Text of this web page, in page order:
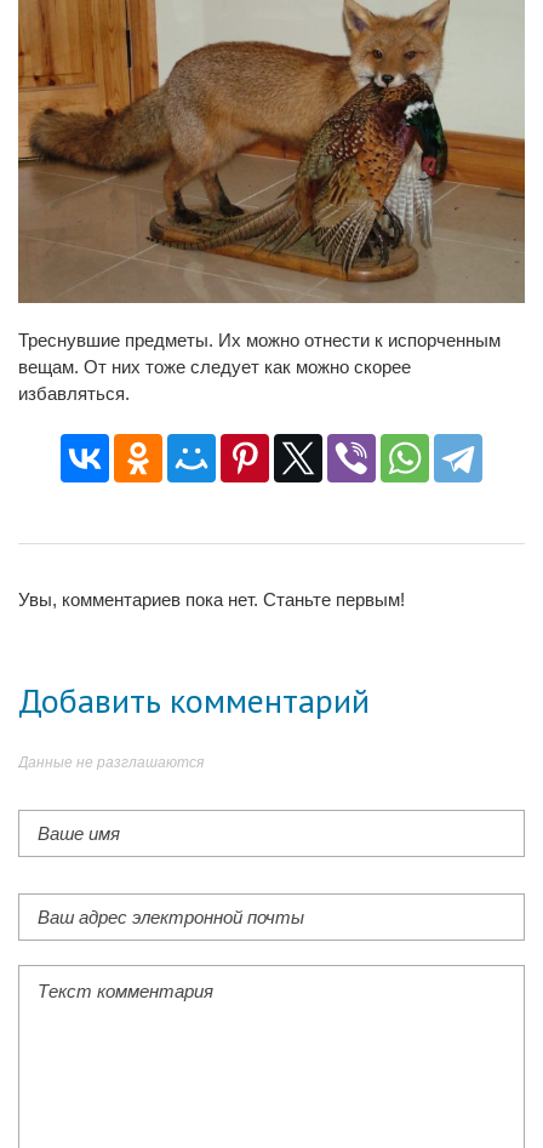
Треснувшие предметы. Их можно отнести к испорченным
вещам. От них тоже следует как можно скорее
избавляться.
Увы, комментариев пока нет. Станьте первым!
Добавить комментарий
Данные не разглашаются